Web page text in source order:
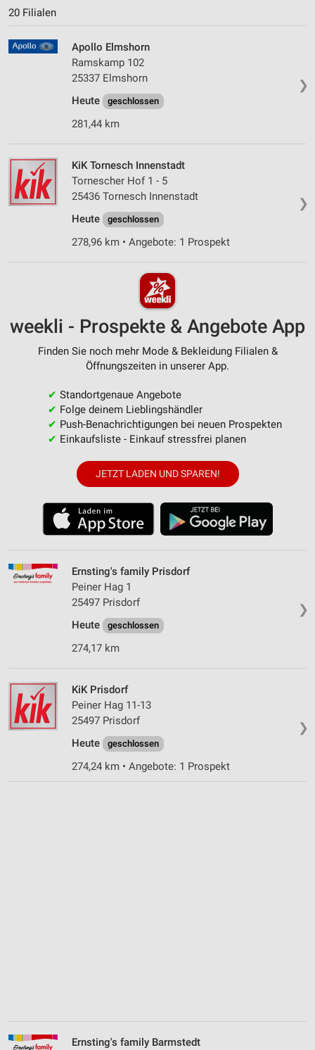
20 Filialen
❯
Apollo Elmshorn
Ramskamp 102
25337 Elmshorn
Heute
geschlossen
281,44 km
❯
KiK Tornesch Innenstadt
Tornescher Hof 1 - 5
25436 Tornesch Innenstadt
Heute
geschlossen
278,96 km • Angebote: 1 Prospekt
weekli - Prospekte & Angebote App
Finden Sie noch mehr Mode & Bekleidung Filialen &
Öffnungszeiten in unserer App.
✔ Standortgenaue Angebote
✔ Folge deinem Lieblingshändler
✔ Push-Benachrichtigungen bei neuen Prospekten
✔ Einkaufsliste - Einkauf stressfrei planen
JETZT LADEN UND SPAREN!
❯
Ernsting's family Prisdorf
Peiner Hag 1
25497 Prisdorf
Heute
geschlossen
274,17 km
❯
KiK Prisdorf
Peiner Hag 11-13
25497 Prisdorf
Heute
geschlossen
274,24 km • Angebote: 1 Prospekt
Ernsting's family Barmstedt